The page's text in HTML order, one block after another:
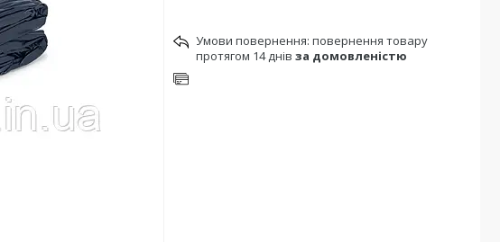
повернення товару
протягом 14 днів за домовленістю